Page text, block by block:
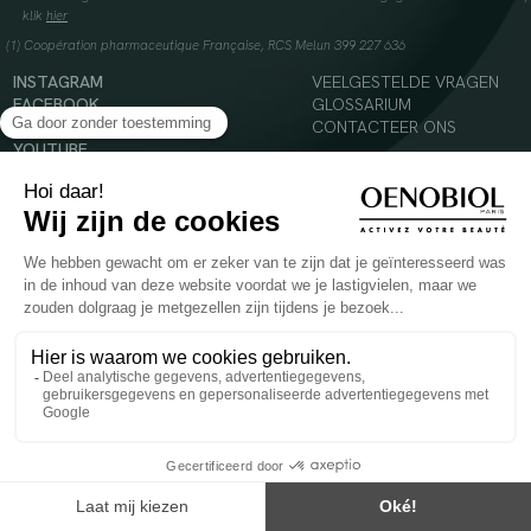
klik hier
(1) Coopération pharmaceutique Française, RCS Melun 399 227 636
INSTAGRAM
FACEBOOK
TIKTOK
YOUTUBE
VEELGESTELDE VRAGEN
GLOSSARIUM
CONTACTEER ONS
Voedingssupplement dat moet worden geconsumeerd als onderdeel van een gevarieerde,
evenwichtige voeding en een gezonde levensstijl. Aanbevolen dagelijkse dosis niet
overschrijden. Enkel voor volwassenen, buiten het bereik van kinderen houden.